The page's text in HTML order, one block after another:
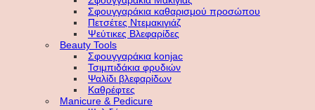
Σφουγγαράκια καθαρισμού προσώπου
Πετσέτες Ντεμακιγιάζ
Ψεύτικες Βλεφαρίδες
Beauty Tools
Σφουγγαράκια konjac
Τσιμπιδάκια φρυδιών
Ψαλίδι βλεφαρίδων
Καθρέφτες
Manicure & Pedicure